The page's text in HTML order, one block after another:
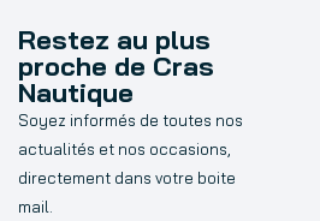
Restez au plus
proche de Cras
Nautique
Soyez informés de toutes nos
actualités et nos occasions,
directement dans votre boite
mail.